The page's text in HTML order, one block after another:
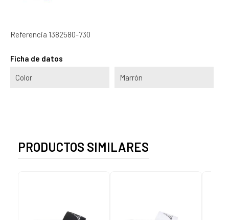
Referencia 1382580-730
Ficha de datos
Color Marrón
PRODUCTOS SIMILARES